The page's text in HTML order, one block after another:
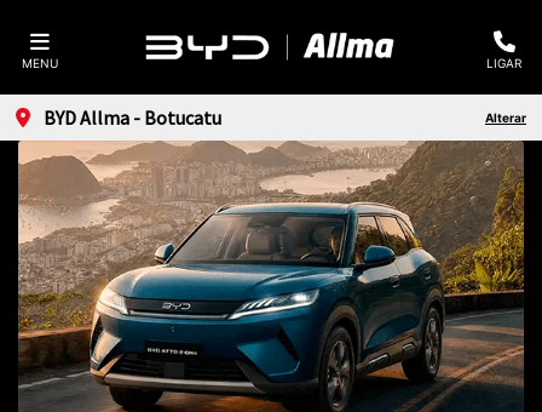
MENU LIGAR
BYD Allma - Botucatu Alterar